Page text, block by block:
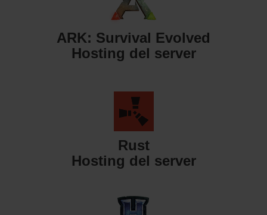
ARK: Survival Evolved
Hosting del server
Rust
Hosting del server